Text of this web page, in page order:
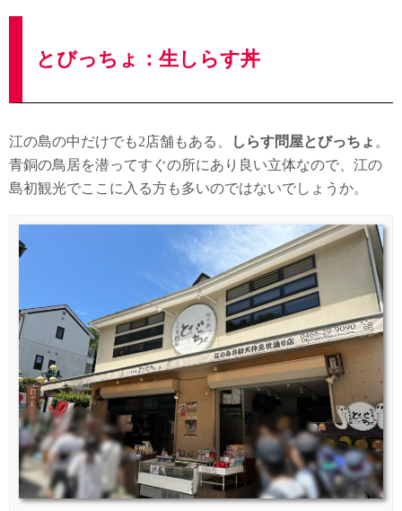
とびっちょ：生しらす丼
江の島の中だけでも2店舗もある、 しらす問屋とびっちょ 。
青銅の鳥居を潜ってすぐの所にあり良い立体なので、江の
島初観光でここに入る方も多いのではないでしょうか。